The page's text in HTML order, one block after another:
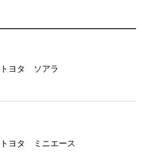
トヨタ ソアラ
トヨタ ミニエース